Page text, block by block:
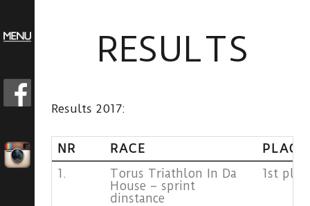
RESULTS
Results 2017:
NR RACE
PLACE
1.
Torus Triathlon In Da
House – sprint
dinstance
1st